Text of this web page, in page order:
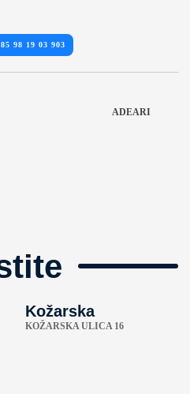
98 19 03 903
ADEARI
Kožarska
KOŽARSKA ULICA 16